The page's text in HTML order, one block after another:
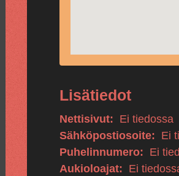
Lisätiedot
Nettisivut: Ei tiedossa
Sähköpostiosoite: Ei
Puhelinnumero: Ei
Aukioloajat: Ei